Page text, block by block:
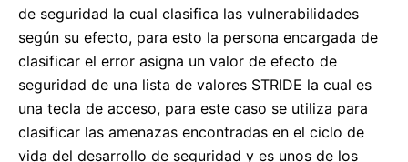
de seguridad la cual clasifica las vulnerabilidades
según su efecto, para esto la persona encargada de
clasificar el error asigna un valor de efecto de
seguridad de una lista de valores STRIDE la cual es
una tecla de acceso, para este caso se utiliza para
clasificar las amenazas encontradas en el ciclo de
vida del desarrollo de seguridad y es unos de los